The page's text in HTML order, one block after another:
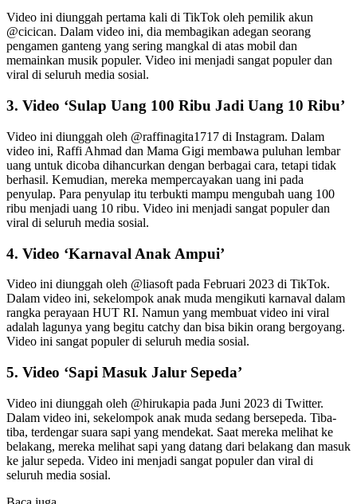
Video ini diunggah pertama kali di TikTok oleh pemilik akun
@cicican. Dalam video ini, dia membagikan adegan seorang
pengamen ganteng yang sering mangkal di atas mobil dan
memainkan musik populer. Video ini menjadi sangat populer dan
viral di seluruh media sosial.
3. Video ‘Sulap Uang 100 Ribu Jadi Uang 10 Ribu’
Video ini diunggah oleh @raffinagita1717 di Instagram. Dalam
video ini, Raffi Ahmad dan Mama Gigi membawa puluhan lembar
uang untuk dicoba dihancurkan dengan berbagai cara, tetapi tidak
berhasil. Kemudian, mereka mempercayakan uang ini pada
penyulap. Para penyulap itu terbukti mampu mengubah uang 100
ribu menjadi uang 10 ribu. Video ini menjadi sangat populer dan
viral di seluruh media sosial.
4. Video ‘Karnaval Anak Ampui’
Video ini diunggah oleh @liasoft pada Februari 2023 di TikTok.
Dalam video ini, sekelompok anak muda mengikuti karnaval dalam
rangka perayaan HUT RI. Namun yang membuat video ini viral
adalah lagunya yang begitu catchy dan bisa bikin orang bergoyang.
Video ini sangat populer di seluruh media sosial.
5. Video ‘Sapi Masuk Jalur Sepeda’
Video ini diunggah oleh @hirukapia pada Juni 2023 di Twitter.
Dalam video ini, sekelompok anak muda sedang bersepeda. Tiba-
tiba, terdengar suara sapi yang mendekat. Saat mereka melihat ke
belakang, mereka melihat sapi yang datang dari belakang dan masuk
ke jalur sepeda. Video ini menjadi sangat populer dan viral di
seluruh media sosial.